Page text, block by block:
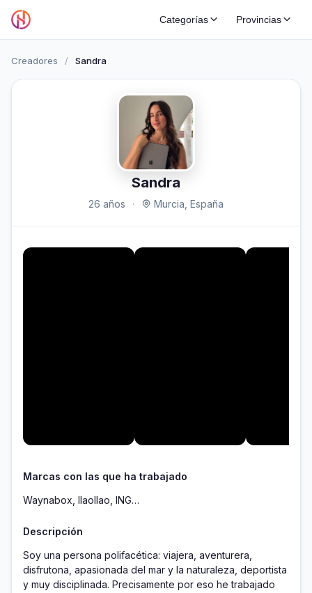
Categorías Provincias
Creadores / Sandra
Sandra
26 años · Murcia, España
Marcas con las que ha trabajado
Waynabox, llaollao, ING…
Descripción
Soy una persona polifacética: viajera, aventurera,
disfrutona, apasionada del mar y la naturaleza, deportista
y muy disciplinada. Precisamente por eso he trabajado